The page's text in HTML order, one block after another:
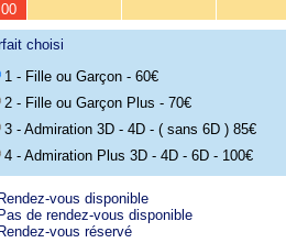
choisi
1 - Fille ou Garçon - 60€
2 - Fille ou Garçon Plus - 70€
3 - Admiration 3D - 4D - ( sans 6D ) 85€
4 - Admiration Plus 3D - 4D - 6D - 100€
Rendez-vous disponible
Pas de rendez-vous disponible
Rendez-vous réservé